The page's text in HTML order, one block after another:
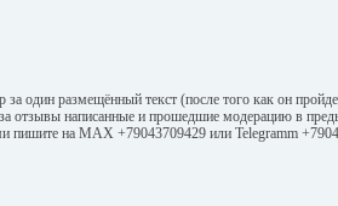
один размещённый текст (после того как он
за отзывы написанные и прошедшие модерацию в
пишите на МАХ +79043709429 или Telegramm